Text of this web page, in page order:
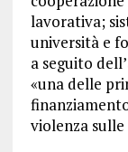
lavorativa;
università e
a seguito
«una delle
violenza